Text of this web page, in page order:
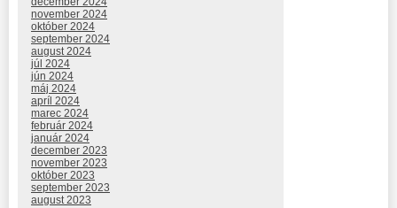
november 2024
október 2024
september 2024
august 2024
júl 2024
jún 2024
máj 2024
apríl 2024
marec 2024
február 2024
január 2024
december 2023
november 2023
október 2023
september 2023
august 2023